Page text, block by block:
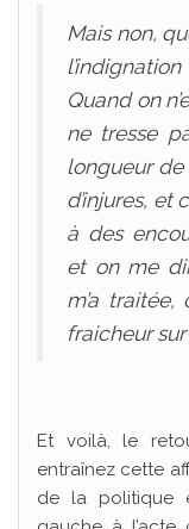
Mais non,
Quand on
ne tresse
longueur de
d’injures, et
à des
et on me
m’a traitée,
fraicheur
Et voilà, le
entraînez cette
de la politique